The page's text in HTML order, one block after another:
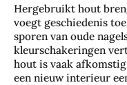
Hergebruikt hout
voegt geschiedenis
sporen van oude
kleurschakeringen
hout is vaak
een nieuw interieur